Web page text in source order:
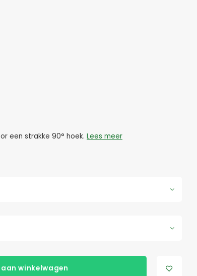
een strakke 90° hoek. Lees meer
winkelwagen